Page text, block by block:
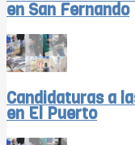
en San Fernando
Candidaturas a
en El Puerto